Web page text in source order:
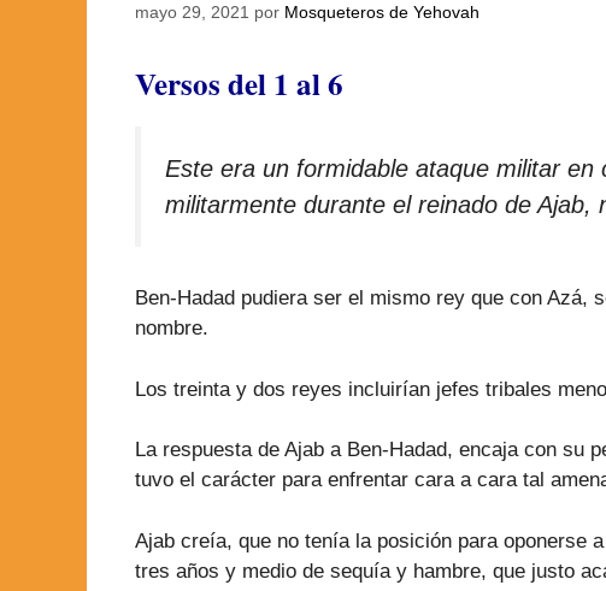
mayo 29, 2021 por Mosqueteros de Yehovah
Versos del 1 al 6
Este era un formidable ataque militar
militarmente durante el reinado de
Ben-Hadad pudiera ser el mismo rey que con
nombre.
Los treinta y dos reyes incluirían jefes tribales
La respuesta de Ajab a Ben-Hadad, encaja con su
tuvo el carácter para enfrentar cara a cara tal
Ajab creía, que no tenía la posición para oponerse
tres años y medio de sequía y hambre, que justo